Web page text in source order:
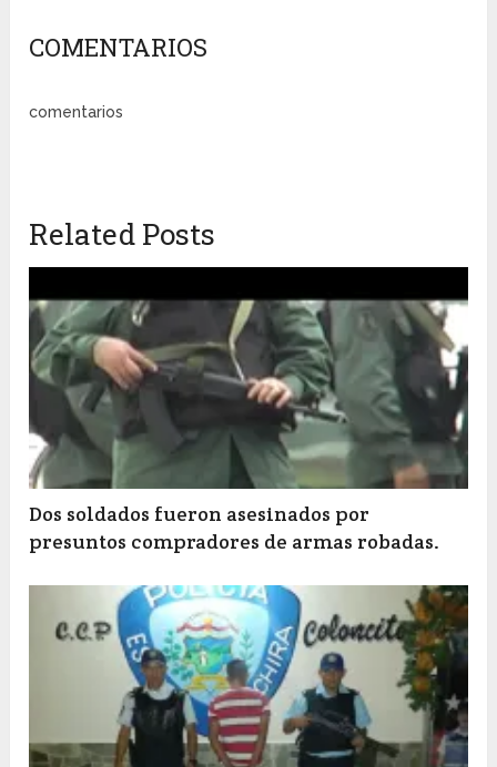
COMENTARIOS
comentarios
Related Posts
Dos soldados fueron asesinados por
presuntos compradores de armas robadas.